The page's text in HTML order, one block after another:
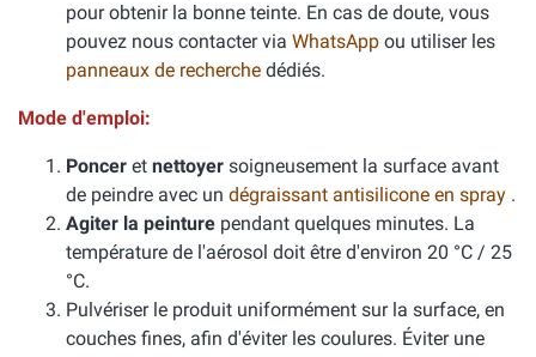
pour obtenir la bonne teinte. En cas de doute, vous
pouvez nous contacter via WhatsApp ou utiliser les
panneaux de recherche dédiés.
Mode d'emploi:
Poncer et nettoyer soigneusement la surface avant
de peindre avec un dégraissant antisilicone en spray .
Agiter la peinture pendant quelques minutes. La
température de l'aérosol doit être d'environ 20 °C / 25
°C.
Pulvériser le produit uniformément sur la surface, en
couches fines, afin d'éviter les coulures. Éviter une